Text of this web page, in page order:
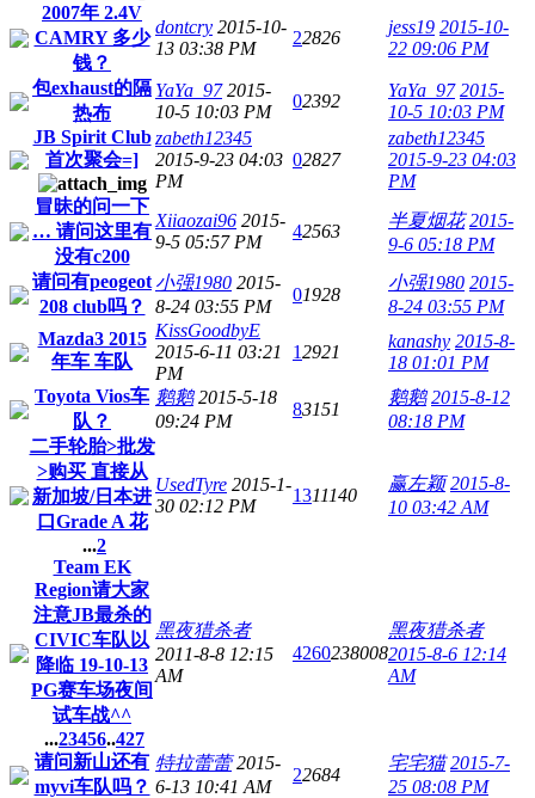
2007年 2.4V
CAMRY 多少
钱？
dontcry 2015-10-
13 03:38 PM
22826
jess19 2015-10-
22 09:06 PM
包exhaust的隔
热布
YaYa_97 2015-
10-5 10:03 PM
02392
YaYa_97 2015-
10-5 10:03 PM
JB Spirit Club
首次聚会=]
zabeth12345
2015-9-23 04:03
PM
02827
zabeth12345
2015-9-23 04:03
PM
冒昧的问一下
… 请问这里有
没有c200
Xiiaozai96 2015-
9-5 05:57 PM
42563
半夏烟花 2015-
9-6 05:18 PM
请问有peogeot
208 club吗？
小强1980 2015-
8-24 03:55 PM
01928
小强1980 2015-
8-24 03:55 PM
Mazda3 2015
年车 车队
KissGoodbyE
2015-6-11 03:21
PM
12921
kanashy 2015-8-
18 01:01 PM
Toyota Vios车
队？
鹅鹅 2015-5-18
09:24 PM
83151
鹅鹅 2015-8-12
08:18 PM
二手轮胎>批发
>购买 直接从
新加坡/日本进
口Grade A 花
...2
UsedTyre 2015-1-
30 02:12 PM
1311140
赢左颖 2015-8-
10 03:42 AM
Team EK
Region请大家
注意JB最杀的
CIVIC车队以
降临 19-10-13
PG赛车场夜间
试车战^^
...23456..427
黑夜猎杀者
2011-8-8 12:15
AM
4260238008
黑夜猎杀者
2015-8-6 12:14
AM
请问新山还有
myvi车队吗？
特拉蕾蕾 2015-
6-13 10:41 AM
22684
宅宅猫 2015-7-
25 08:08 PM